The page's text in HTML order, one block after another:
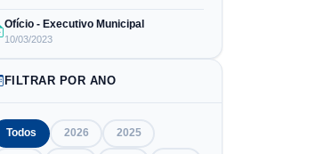
Ofício - Executivo Municipal
10/03/2023
FILTRAR POR ANO
Todos 2026 2025